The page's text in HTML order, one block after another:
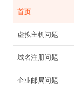
首页
虚拟主机问题
域名注册问题
企业邮局问题